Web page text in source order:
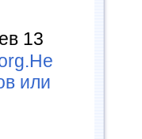
13
или